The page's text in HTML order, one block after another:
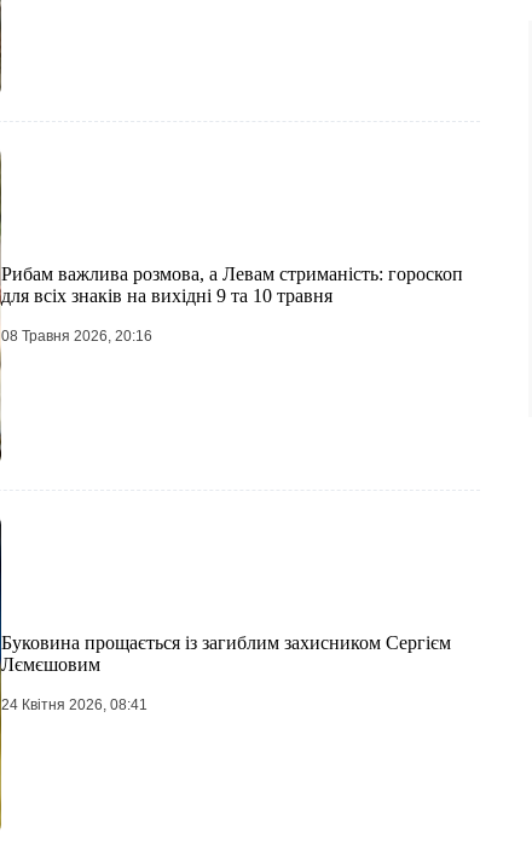
Рибам важлива розмова, а Левам стриманість: гороскоп
для всіх знаків на вихідні 9 та 10 травня
08 Травня 2026, 20:16
Буковина прощається із загиблим захисником Сергієм
Лємєшовим
24 Квітня 2026, 08:41